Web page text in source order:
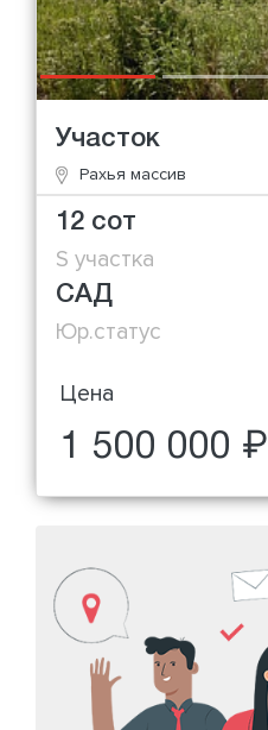
Участок
Рахья массив
12 сот
S участка
САД
Юр.статус
Цена
1 500 000 ₽